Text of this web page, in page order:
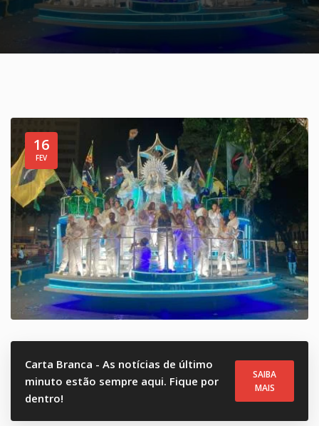
16
FEV
Carta Branca - As notícias de último
minuto estão sempre aqui. Fique por
dentro!
SAIBA
MAIS